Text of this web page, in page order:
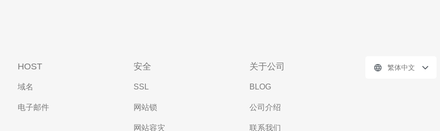
HOST
域名
电子邮件
安全
SSL
网站锁
网站容灾
关于公司
BLOG
公司介绍
联系我们
繁体中文